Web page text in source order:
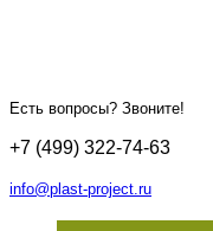
Есть вопросы? Звоните!
+7 (499) 322-74-63
info@plast-project.ru